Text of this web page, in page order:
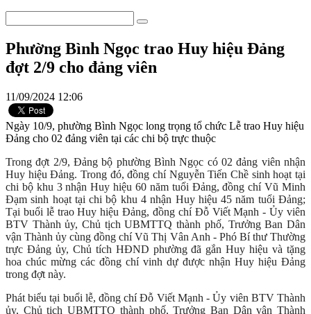
Phường Bình Ngọc trao Huy hiệu Đảng
đợt 2/9 cho đảng viên
11/09/2024 12:06
Ngày 10/9, phường Bình Ngọc long trọng tổ chức Lễ trao Huy hiệu
Đảng cho 02 đảng viên tại các chi bộ trực thuộc
Trong đợt 2/9, Đảng bộ phường Bình Ngọc có 02 đảng viên nhận
Huy hiệu Đảng. Trong đó, đồng chí Nguyễn Tiến Chề sinh hoạt tại
chi bộ khu 3 nhận Huy hiệu 60 năm tuổi Đảng, đồng chí Vũ Minh
Đạm sinh hoạt tại chi bộ khu 4 nhận Huy hiệu 45 năm tuổi Đảng;
Tại buổi lễ trao Huy hiệu Đảng, đồng chí Đỗ Viết Mạnh - Ủy viên
BTV Thành ủy, Chủ tịch UBMTTQ thành phố, Trưởng Ban Dân
vận Thành ủy cùng đồng chí Vũ Thị Vân Anh - Phó Bí thư Thường
trực Đảng ủy, Chủ tích HĐND phường đã gắn Huy hiệu và tặng
hoa chúc mừng các đồng chí vinh dự được nhận Huy hiệu Đảng
trong đợt này.
Phát biểu tại buổi lễ, đồng chí Đỗ Viết Mạnh - Ủy viên BTV Thành
ủy, Chủ tịch UBMTTQ thành phố, Trưởng Ban Dân vận Thành